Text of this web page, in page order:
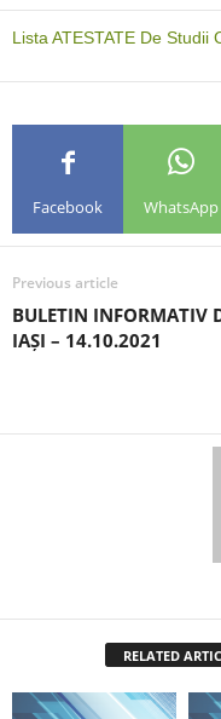
Lista ATESTATE De Studii
Facebook WhatsApp
Previous article
BULETIN INFORMATIV
IAȘI – 14.10.2021
RELATED